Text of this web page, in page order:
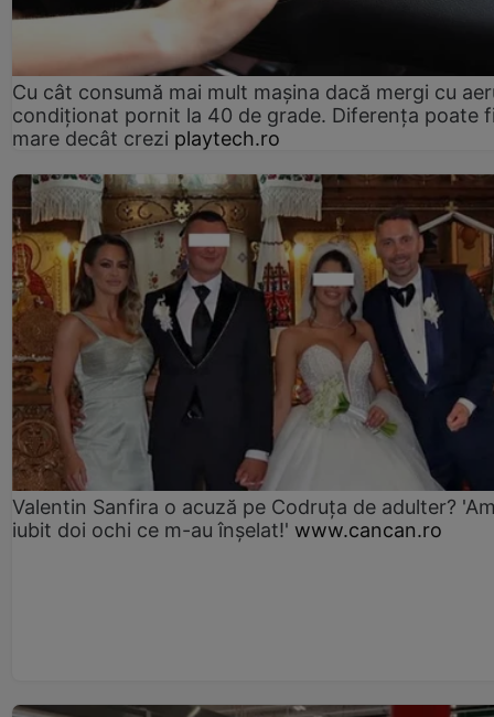
Cu cât consumă mai mult mașina dacă mergi cu
condiționat pornit la 40 de grade. Diferența poate
mare decât crezi playtech.ro
Valentin Sanfira o acuză pe Codruța de adulter?
iubit doi ochi ce m-au înșelat!' www.cancan.ro